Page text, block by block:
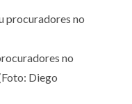
no
Diego